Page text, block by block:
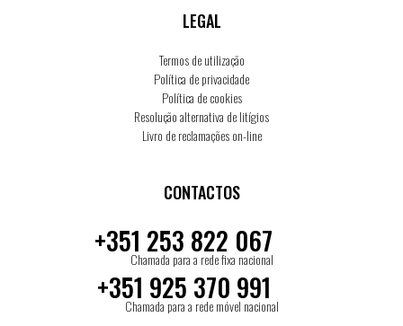
LEGAL
Termos de utilização
Política de privacidade
Política de cookies
Resolução alternativa de litígios
Livro de reclamações on-line
CONTACTOS
+351 253 822 067
Chamada para a rede fixa nacional
+351 925 370 991
Chamada para a rede móvel nacional